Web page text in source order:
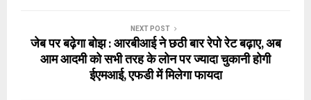
NEXT POST
जेब पर बढ़ेगा बोझ : आरबीआई ने छठी बार रेपो रेट बढ़ाए, अब
आम आदमी को सभी तरह के लोन पर ज्यादा चुकानी होगी
ईएमआई, एफडी में मिलेगा फायदा